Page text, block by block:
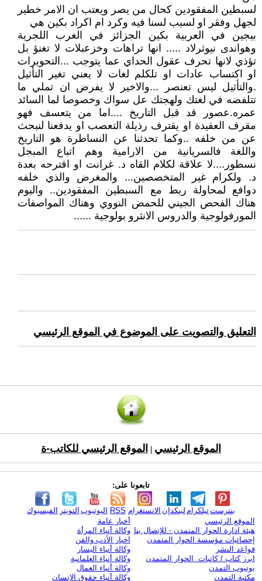
لسبطين المفقودين كحال من يصر ويعتب ان الامر خطير
لجهل وفقر او لسبب لسنا فيه وكرد ام اكراد بكين هي
بيجين في العربية بكين الجزائز في الغرب اللجرية
وهواندى نيوثرلاد ..... انها تراهات وخزعبلات لا تغنؤ بل
تؤذي لانها تحرف عقول الحداي عما يتوجب ...التحويرات
او اكتساب عادات او تلكلم لغات لا يعني تغير التأثيل
.والتأثيل ليس تعنصر ...والاخير لا يفرض ان تملي ما
تتلفضه في لغتك ولهجتك عل سواك وخصوصا لما السائد
عمره.عصور قد قبل التاريخ ....اما من يتعسف فهو
مقرف العقيدة او يقترف رذيلة التعصب او يدفعنا لنبحث
عن من خلفه ..وكما تحدثنا عن النساطرة هو التاريخ
واللغة فالسريانية من الارامية وهم اتباع المبجل
نسطور....لا علاقة لكلام القاه د. غرانت او اقترحه بعدة
د. ولكرام غير المتخصصين... والمغرض والذي خلفه
دوافع لمحاولة ربط مع السبطين المفقودين.. واليوم
هناك الفحص الجيني للحمض النووي وهناك المواصفات
المورفولوجية والدروس الانثرو بولوجية ......
التعليق والتصويت على الموضوع في الموقع الرئيسي
الموقع الرئيسي الموقع الرئيسي للكاتب-ة
تابعونا على:
الفيسبوك التويتر اليوتيوب RSS الانستغرام لينكدإن تيلكرامبنترست
الموقع الرئيسي
هيئة ادارة الحوار المتمدن - للإتصال بنا
إحصائيات مؤسسة الحوار المتمدن
قواعد النشر
ابرز كتاب / كاتبات الحوار المتمدن
يوتيوب التمدن
مكتبة التمدن
أخبار عامة
وكالة أنباء المرأة
اخبار الأدب والفن
وكالة أنباء اليسار
وكالة أنباء العلمانية
وكالة أنباء العمال
وكالة أنباء حقوق الإنسان